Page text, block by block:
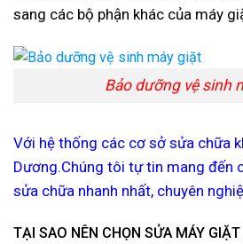
sang các bộ phận khác của máy
Bảo dưỡng vệ sinh
Với hệ thống các cơ sở sửa chữa
Dương.Chúng tôi tự tin mang đến
sửa chữa nhanh nhất, chuyên
TẠI SAO NÊN CHỌN SỬA MÁY